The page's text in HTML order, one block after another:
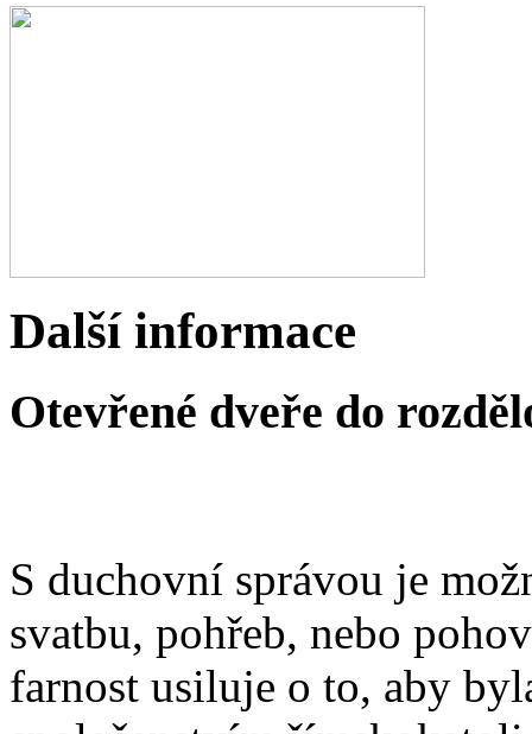
Další informace
Otevřené dveře do
S duchovní správou je
svatbu, pohřeb, nebo
farnost usiluje o to, aby